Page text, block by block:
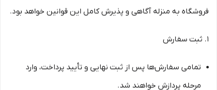
فروشگاه به منزله آگاهی و پذیرش کامل این قوانین خواهد بود.
۱. ثبت سفارش
تمامی سفارش‌ها پس از ثبت نهایی و تأیید پرداخت، وارد
مرحله پردازش خواهند شد.